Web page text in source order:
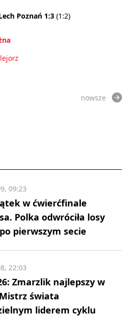
Poznań 1:3 (1:2)
nowsze
w ćwierćfinale
Polka odwróciła losy
pierwszym secie
09:23
Zmarzlik najlepszy w
świata
liderem cyklu
22:03